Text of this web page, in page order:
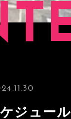
ジュー